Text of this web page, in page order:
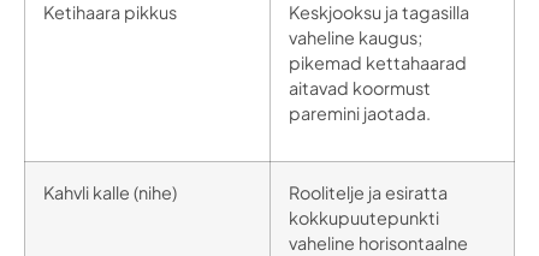
Ketihaara pikkus
Keskjooksu ja tagasilla
vaheline kaugus;
pikemad kettahaarad
aitavad koormust
paremini jaotada.
Kahvli kalle (nihe)
Roolitelje ja esiratta
kokkupuutepunkti
vaheline horisontaalne